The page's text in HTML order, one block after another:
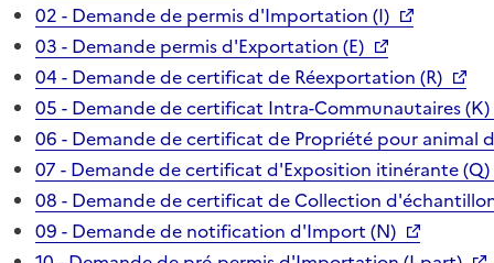
02 - Demande de permis d'Importation (I)
03 - Demande permis d'Exportation (E)
04 - Demande de certificat de Réexportation (R)
05 - Demande de certificat Intra-Communautaires (K)
06 - Demande de certificat de Propriété pour animal
07 - Demande de certificat d'Exposition itinérante (Q)
08 - Demande de certificat de Collection
09 - Demande de notification d'Import (N)